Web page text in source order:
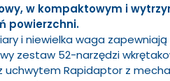
w kompaktowym i
powierzchni.
i niewielka waga
zestaw 52-narzędzi
uchwytem Rapidaptor z